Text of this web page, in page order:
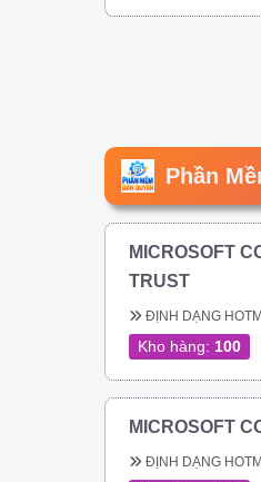
Phần
MICROSOFT
TRUST
ĐỊNH DẠNG
Kho hàng: 100
MICROSOFT
ĐỊNH DẠNG